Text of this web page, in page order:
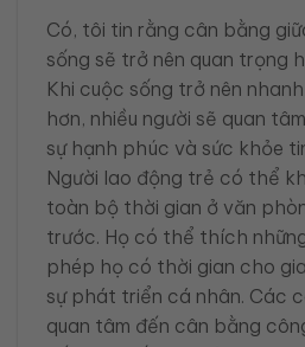
Có, tôi tin rằng cân bằng
sống sẽ trở nên quan trọng
Khi cuộc sống trở nên
hơn, nhiều người sẽ quan
sự hạnh phúc và sức khỏe
Người lao động trẻ có thể
toàn bộ thời gian ở văn
trước. Họ có thể thích
phép họ có thời gian cho
sự phát triển cá nhân. Các
quan tâm đến cân bằng